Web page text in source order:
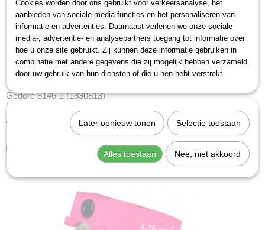
Gedore 8146-1 (1830813)
Module-inzetstuk, plat mes.Omschrijvingzelfinstellend knip-…
€ 24,10
Cookies worden door ons gebruikt voor verkeersanalyse, het
aanbieden van sociale media-functies en het personaliseren van
informatie en advertenties. Daarnaast verlenen we onze sociale
media-, advertentie- en analysepartners toegang tot informatie over
hoe u onze site gebruikt. Zij kunnen deze informatie gebruiken in
combinatie met andere gegevens die zij mogelijk hebben verzameld
door uw gebruik van hun diensten of die u hen hebt verstrekt.
Later opnieuw tonen Selectie toestaan
Alles toestaan Nee, niet akkoord